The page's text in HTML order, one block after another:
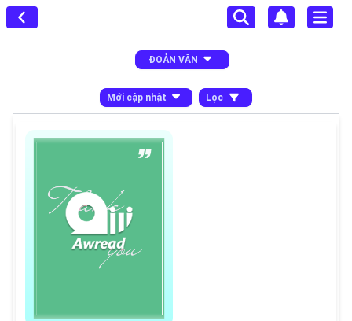
ĐOẢN VĂN
Mới cập nhật Lọc